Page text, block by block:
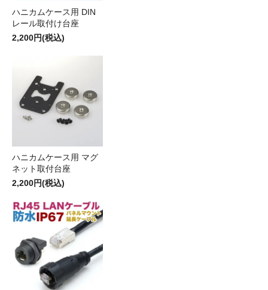
ハニカムケース用 DIN
レール取付け台座
2,200円(税込)
ハニカムケース用 マグ
ネット取付台座
2,200円(税込)